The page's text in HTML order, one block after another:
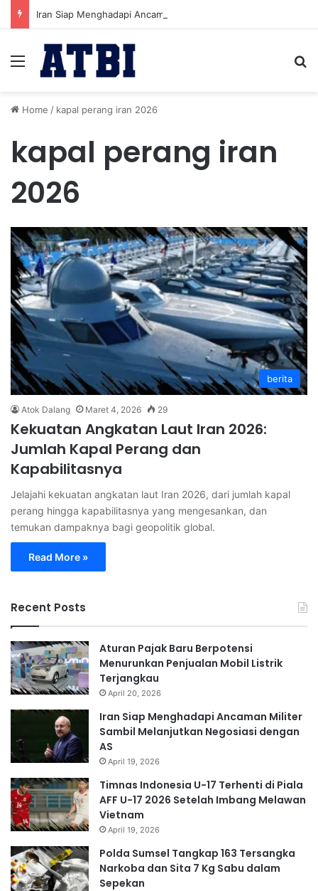
Menu
Home / kapal perang iran 2026
kapal perang iran
2026
berita
Atok Dalang Maret 4, 2026 29
Kekuatan Angkatan Laut Iran 2026:
Jumlah Kapal Perang dan
Kapabilitasnya
Jelajahi kekuatan angkatan laut Iran 2026, dari jumlah kapal
perang hingga kapabilitasnya yang mengesankan, dan
temukan dampaknya bagi geopolitik global.
Read More »
Recent Posts
Aturan Pajak Baru Berpotensi
Menurunkan Penjualan Mobil Listrik
Terjangkau
April 20, 2026
Iran Siap Menghadapi Ancaman Militer
Sambil Melanjutkan Negosiasi dengan
AS
April 19, 2026
Timnas Indonesia U-17 Terhenti di Piala
AFF U-17 2026 Setelah Imbang Melawan
Vietnam
April 19, 2026
Polda Sumsel Tangkap 163 Tersangka
Narkoba dan Sita 7 Kg Sabu dalam
Sepekan